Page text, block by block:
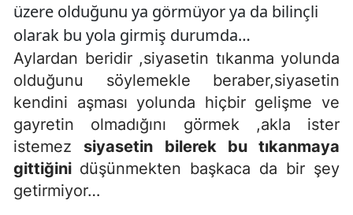
üzere olduğunu ya görmüyor ya da bilinçli
olarak bu yola girmiş durumda…
Aylardan beridir ,siyasetin tıkanma yolunda
olduğunu söylemekle beraber,siyasetin
kendini aşması yolunda hiçbir gelişme ve
gayretin olmadığını görmek ,akla ister
istemezsiyasetin bilerek bu tıkanmaya
gittiğini düşünmekten başkaca da bir şey
getirmiyor…